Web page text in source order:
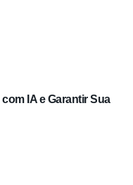
IA e Garantir Sua